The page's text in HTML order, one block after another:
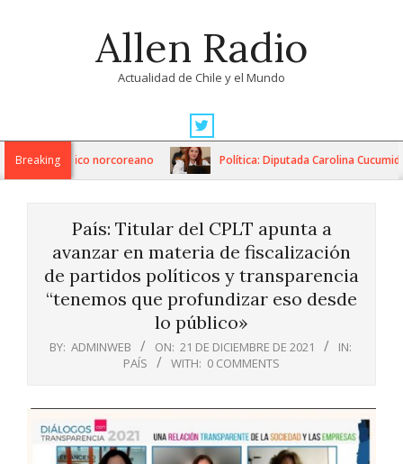
Allen Radio
Actualidad de Chile y el Mundo
Navigation
MenuBreaking
balístico norcoreano Política: Diputada Carolina Cucumides
País: Titular del CPLT apunta a
avanzar en materia de fiscalización
de partidos políticos y transparencia
“tenemos que profundizar eso desde
lo público»
BY: ADMINWEB ON: 21 DE DICIEMBRE DE 2021
IN:
PAÍS
WITH: 0 COMMENTS